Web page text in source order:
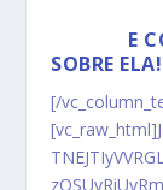
E
SOBRE
[/